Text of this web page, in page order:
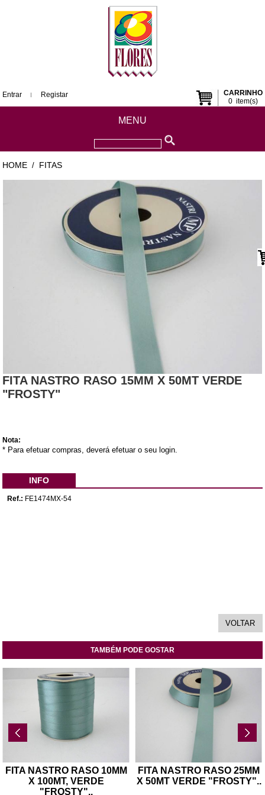
CARRINHO
0item(s)
Entrar Registar
MENU
HOME / FITAS
FITA NASTRO RASO 15MM X 50MT VERDE
"FROSTY"
Nota:
* Para efetuar compras, deverá efetuar o seu login.
INFO
Ref.: FE1474MX-54
TAMBÉM PODE GOSTAR
FITA NASTRO RASO 10MM
X 100MT, VERDE
"FROSTY"..
FITA NASTRO RASO 25MM
X 50MT VERDE "FROSTY"..